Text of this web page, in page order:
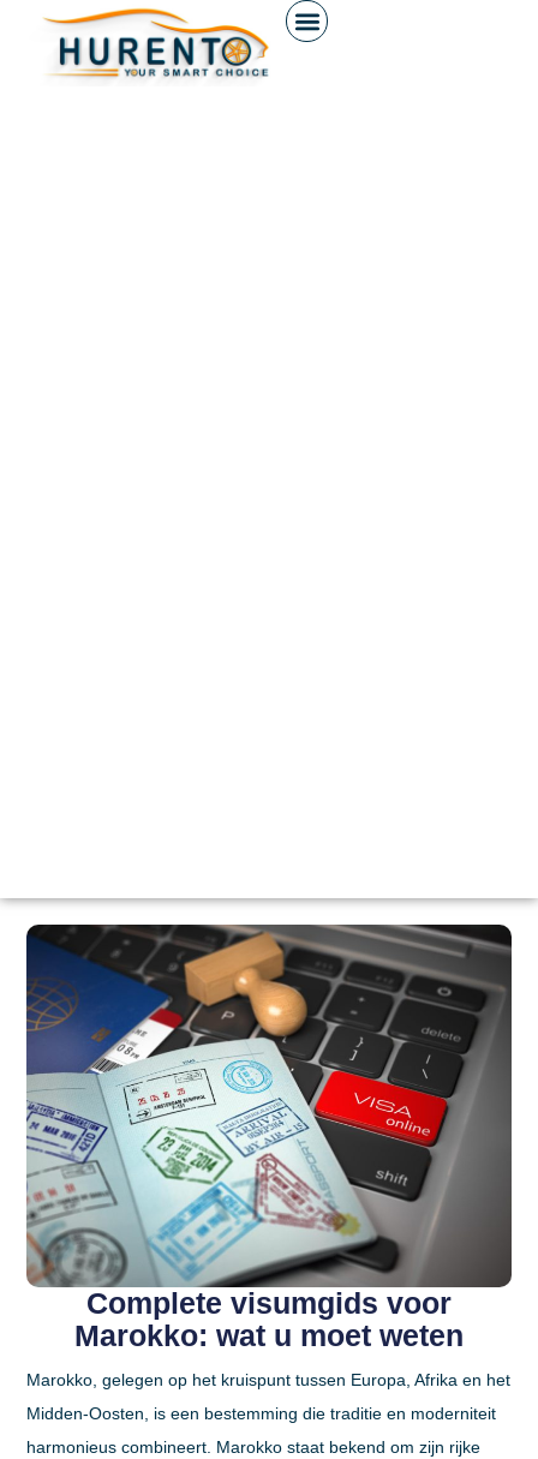
Complete visumgids voor
Marokko: wat u moet weten
Marokko, gelegen op het kruispunt tussen Europa, Afrika en het
Midden-Oosten, is een bestemming die traditie en moderniteit
harmonieus combineert. Marokko staat bekend om zijn rijke